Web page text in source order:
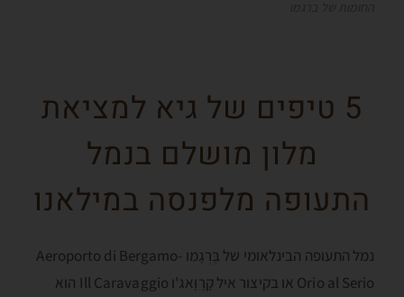
5 טיפים של גיא למציאת
מלון מושלם בנמל
התעופה מלפנסה במילאנו
נמל התעופה הבינלאומי של בֶּרְגָמו Aeroporto di Bergamo-
Orio al Serio או בקיצור איל קָרָוָאג'ו Ill Caravaggio הוא